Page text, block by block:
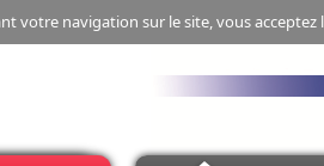
votre navigation sur le site, vous